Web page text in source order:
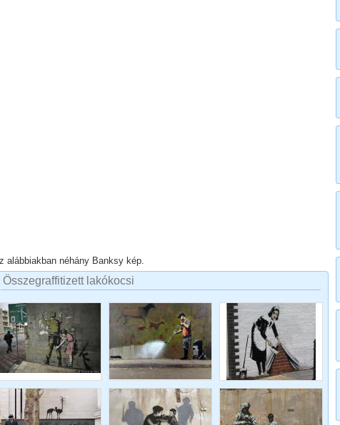
alábbiakban néhány Banksy kép.
Összegraffitizett lakókocsi